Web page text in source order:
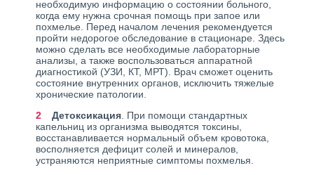
необходимую информацию о состоянии больного,
когда ему нужна срочная помощь при запое или
похмелье. Перед началом лечения рекомендуется
пройти недорогое обследование в стационаре. Здесь
можно сделать все необходимые лабораторные
анализы, а также воспользоваться аппаратной
диагностикой (УЗИ, КТ, МРТ). Врач сможет оценить
состояние внутренних органов, исключить тяжелые
хронические патологии.
Детоксикация . При помощи стандартных
капельниц из организма выводятся токсины,
восстанавливается нормальный объем кровотока,
восполняется дефицит солей и минералов,
устраняются неприятные симптомы похмелья.